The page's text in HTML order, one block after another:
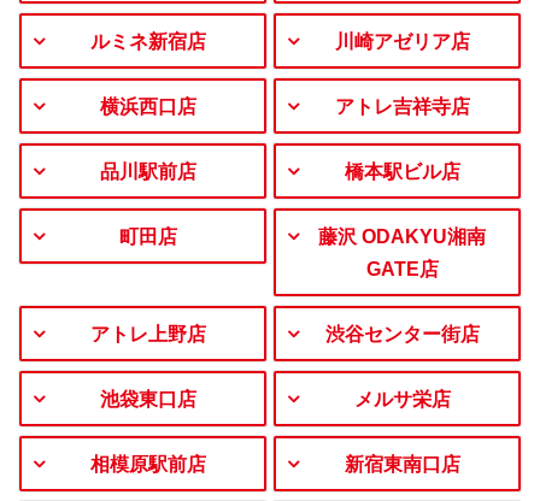
ルミネ新宿店 川崎アゼリア店
横浜西口店 アトレ吉祥寺店
品川駅前店 橋本駅ビル店
町田店
藤沢 ODAKYU湘南
GATE店
アトレ上野店 渋谷センター街店
池袋東口店 メルサ栄店
相模原駅前店 新宿東南口店